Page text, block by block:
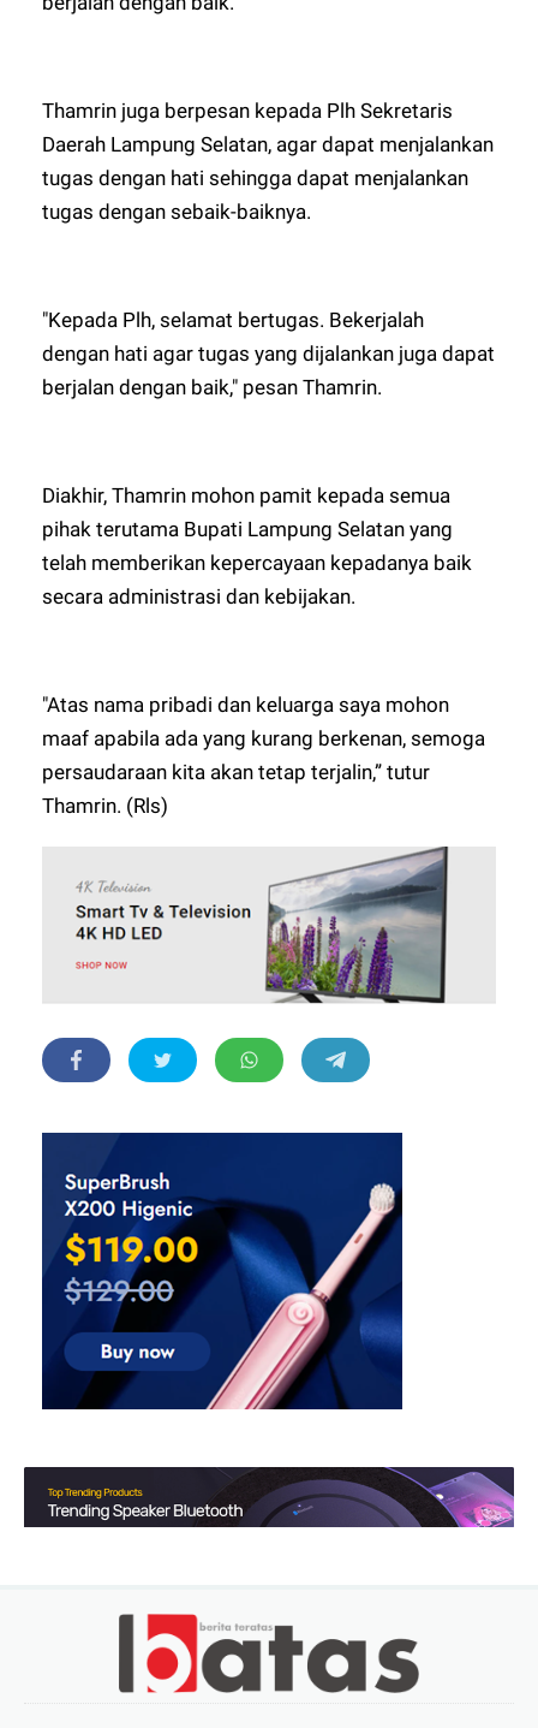
Thamrin juga berpesan kepada Plh Sekretaris
Daerah Lampung Selatan, agar dapat menjalankan
tugas dengan hati sehingga dapat menjalankan
tugas dengan sebaik-baiknya.
"Kepada Plh, selamat bertugas. Bekerjalah
dengan hati agar tugas yang dijalankan juga dapat
berjalan dengan baik," pesan Thamrin.
Diakhir, Thamrin mohon pamit kepada semua
pihak terutama Bupati Lampung Selatan yang
telah memberikan kepercayaan kepadanya baik
secara administrasi dan kebijakan.
"Atas nama pribadi dan keluarga saya mohon
maaf apabila ada yang kurang berkenan, semoga
persaudaraan kita akan tetap terjalin,” tutur
Thamrin. (Rls)